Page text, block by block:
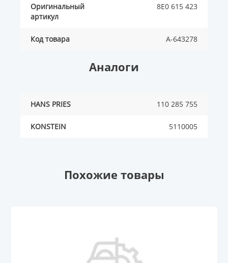
Оригинальный
артикул
8E0 615 423
Код товара A-643278
Аналоги
HANS PRIES 110 285 755
KONSTEIN 5110005
Похожие товары